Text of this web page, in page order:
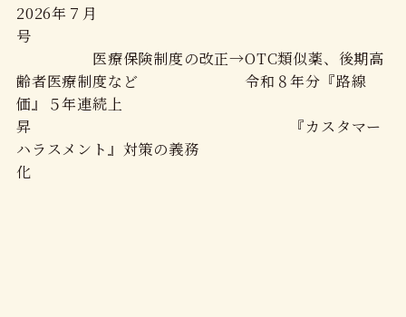
2026年７月
号
医療保険制度の改正→OTC類似薬、後期高
齢者医療制度など 令和８年分『路線
価』５年連続上
昇 『カスタマー
ハラスメント』対策の義務
化